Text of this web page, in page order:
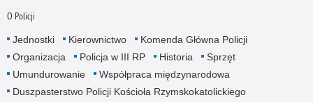
O Policji
Jednostki Kierownictwo
Komenda Główna Policji
Organizacja
Policja w III RP Historia
Sprzęt
Umundurowanie
Współpraca międzynarodowa
Duszpasterstwo Policji Kościoła Rzymskokatolickiego